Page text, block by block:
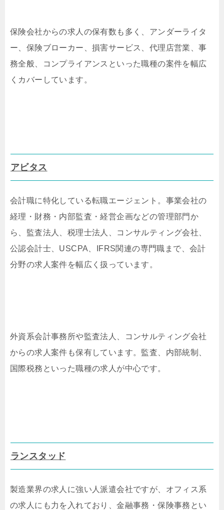
保険会社からの求人の保有数も多く、アンダーライタ
ー、保険ブローカー、損害サービス、代理店営業、事
務全般、コンプライアンスといった職種の案件を幅広
くカバーしています。
アビタス
会計職に特化している転職エージェント。事業会社の
経理・財務・内部監査・経営企画などの管理部門か
ら、監査法人、税理士法人、コンサルティング会社、
公認会計士、USCPA、IFRS関連の専門職まで、会計
分野の求人案件を幅広く扱っています。
外資系会計事務所や監査法人、コンサルティング会社
からの求人案件も保有しています。監査、内部統制、
国際税務といった職種の求人が中心です。
ランスタッド
製造業界の求人に強い人派遣会社ですが、オフィス系
の求人にも力を入れており、金融事務・保険事務とい